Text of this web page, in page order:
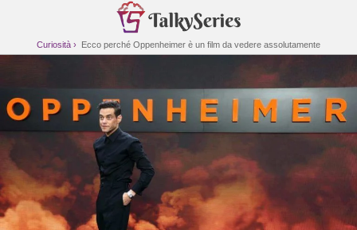
Curiosità Ecco perché Oppenheimer è un film da vedere assolutamente